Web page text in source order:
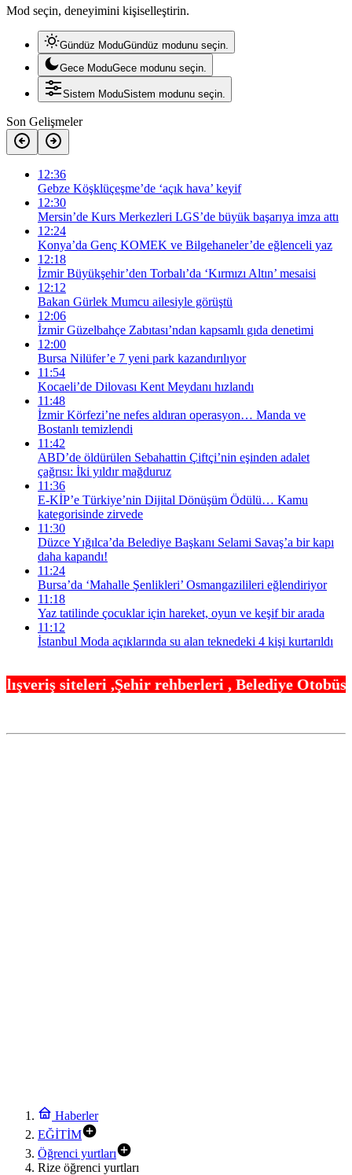
Mod seçin, deneyimini kişiselleştirin.
Gündüz ModuGündüz modunu seçin.
Gece ModuGece modunu seçin.
Sistem ModuSistem modunu seçin.
Son Gelişmeler
12:36
Gebze Köşklüçeşme’de ‘açık hava’ keyif
12:30
Mersin’de Kurs Merkezleri LGS’de büyük başarıya imza attı
12:24
Konya’da Genç KOMEK ve Bilgehaneler’de eğlenceli yaz
12:18
İzmir Büyükşehir’den Torbalı’da ‘Kırmızı Altın’ mesaisi
12:12
Bakan Gürlek Mumcu ailesiyle görüştü
12:06
İzmir Güzelbahçe Zabıtası’ndan kapsamlı gıda denetimi
12:00
Bursa Nilüfer’e 7 yeni park kazandırılıyor
11:54
Kocaeli’de Dilovası Kent Meydanı hızlandı
11:48
İzmir Körfezi’ne nefes aldıran operasyon… Manda ve
Bostanlı temizlendi
11:42
ABD’de öldürülen Sebahattin Çiftçi’nin eşinden adalet
çağrısı: İki yıldır mağduruz
11:36
E-KİP’e Türkiye’nin Dijital Dönüşüm Ödülü… Kamu
kategorisinde zirvede
11:30
Düzce Yığılca’da Belediye Başkanı Selami Savaş’a bir kapı
daha kapandı!
11:24
Bursa’da ‘Mahalle Şenlikleri’ Osmangazilileri eğlendiriyor
11:18
Yaz tatilinde çocuklar için hareket, oyun ve keşif bir arada
11:12
İstanbul Moda açıklarında su alan teknedeki 4 kişi kurtarıldı
,Şehir rehberleri , Belediye
Haberler
EĞİTİM
Öğrenci yurtları
Rize öğrenci yurtları